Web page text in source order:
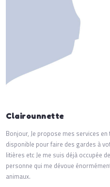
Clairounnette
Bonjour, Je propose mes services
disponible pour faire des gardes à
litières etc Je me suis déjà occupée
personne qui me dévoue
animaux.